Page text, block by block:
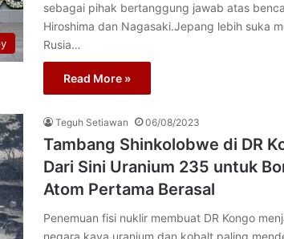
sebagai pihak bertanggung jawab atas
Hiroshima dan Nagasaki.Jepang lebih suka
Rusia…
Read More »
Teguh Setiawan 06/08/2023
Tambang Shinkolobwe di DR
Dari Sini Uranium 235 untuk
Atom Pertama Berasal
Penemuan fisi nuklir membuat DR Kongo
negara kaya uranium dan kobalt paling